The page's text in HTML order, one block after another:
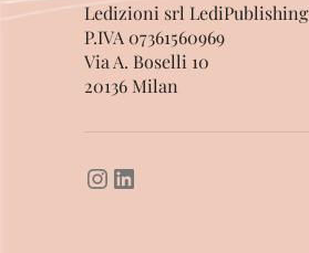
Ledizioni srl LediPublishing
P.IVA 07361560969
Via A. Boselli 10
20136 Milan